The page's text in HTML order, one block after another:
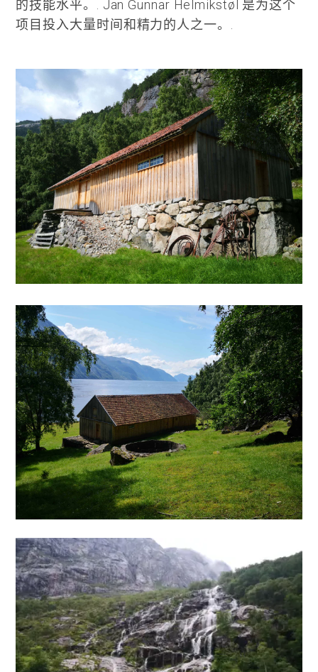
的技能水平。. Jan Gunnar Helmikstøl 是为这个
项目投入大量时间和精力的人之一。.